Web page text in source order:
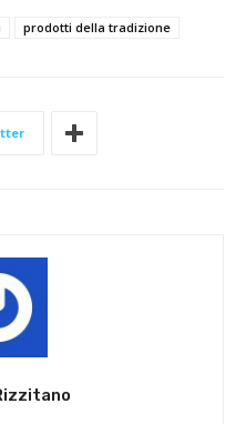
prodotti della tradizione